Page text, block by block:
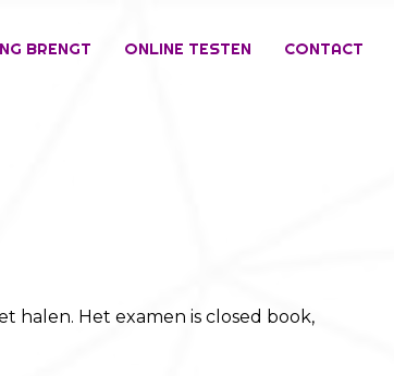
BRENGT ONLINE TESTEN CONTACT
halen. Het examen is closed book,